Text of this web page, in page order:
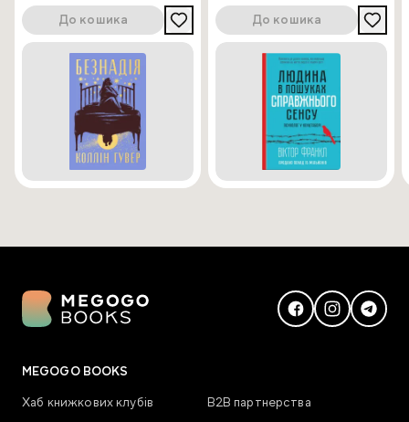
До кошика До кошика
MEGOGO BOOKS
Хаб книжкових клубів
В2В партнерства